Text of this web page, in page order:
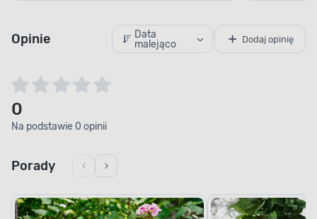
Opinie
Data
malejąco
Dodaj opinię
0
Na podstawie 0 opinii
Porady